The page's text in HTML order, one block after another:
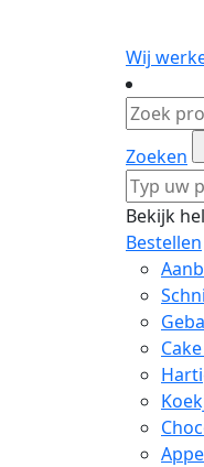
Wij
Zoeken
Bekijk
Bestellen